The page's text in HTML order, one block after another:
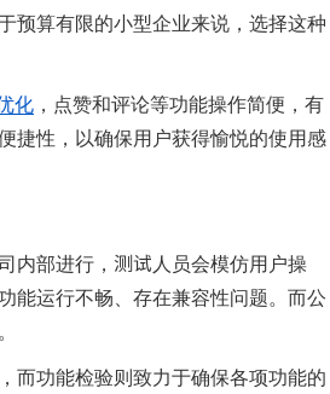
预算有限的小型企业来说，选择这种
化 ，点赞和评论等功能操作简便，有
捷性，以确保用户获得愉悦的使用感
内部进行，测试人员会模仿用户操
能运行不畅、存在兼容性问题。而公
而功能检验则致力于确保各项功能的